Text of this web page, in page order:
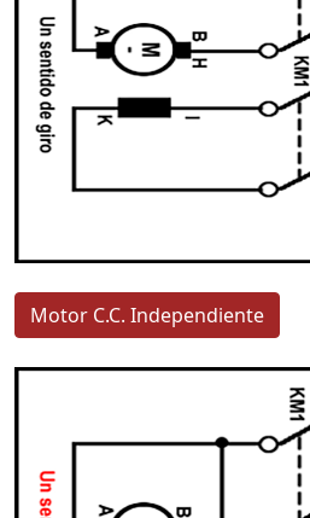
Motor C.C. Independiente